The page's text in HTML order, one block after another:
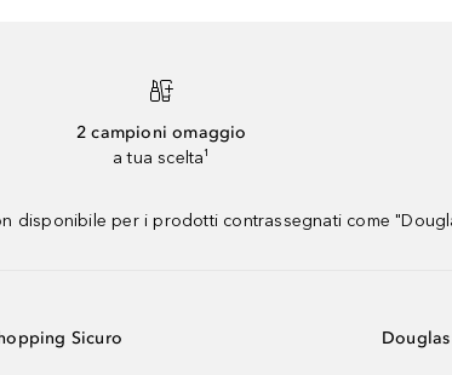
2 campioni omaggio
a tua scelta¹
disponibile per i prodotti contrassegnati come
Sicuro